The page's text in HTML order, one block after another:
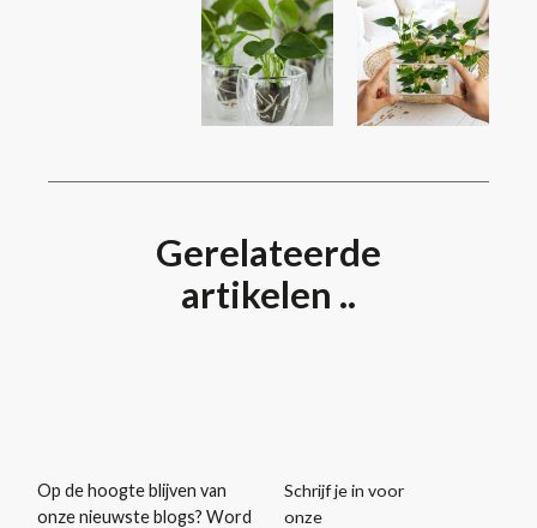
Gerelateerde
artikelen ..
Op de hoogte blijven van
onze nieuwste blogs? Word
Schrijf je in voor
onze